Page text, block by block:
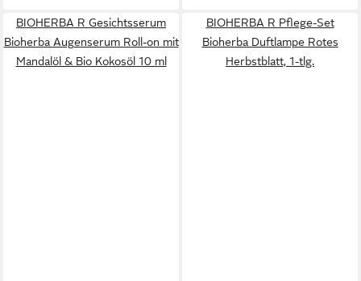
BIOHERBA R Gesichtsserum
Bioherba Augenserum Roll-on mit
Mandalöl & Bio Kokosöl 10 ml
BIOHERBA R Pflege-Set
Bioherba Duftlampe Rotes
Herbstblatt, 1-tlg.